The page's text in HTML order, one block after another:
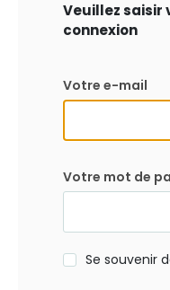
Veuillez saisir
connexion
Votre e-mail
Votre mot de
Se souvenir